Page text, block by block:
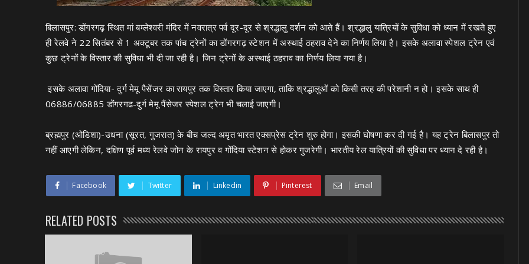
बिलासपुर: डोंगरगढ़ स्थित मां बम्लेश्वरी मंदिर में नवरात्र पर्व दूर-दूर से श्रद्धालु दर्शन को आते हैं। श्रद्धालु यात्रियों के सुविधा को ध्यान में रखते हुए
ही रेलवे ने 22 सितंबर से 1 अक्टूबर तक पांच ट्रेनों का डोंगरगढ़ स्टेशन में अस्थाई ठहराव देने का निर्णय लिया है। इसके अलावा स्पेशल ट्रेन एवं
कुछ ट्रेनों के विस्तार की सुविधा भी दी जा रही है। जिन ट्रेनों के अस्थाई ठहराव का निर्णय लिया गया है।
इसके अलावा गोंदिया- दुर्ग मेमू पैसेंजर का रायपुर तक विस्तार किया जाएगा, ताकि श्रद्धालुओं को किसी तरह की परेशानी न हो। इसके साथ ही
06886/06885 डोंगरगढ-दुर्ग मेमू पैंसेजर स्पेशल ट्रेन भी चलाई जाएगी।
ब्रह्मपुर (ओडिशा)-उधना (सूरत, गुजरात) के बीच जल्द अमृत भारत एक्सप्रेस ट्रेन शुरु होगा। इसकी घोषणा कर दी गई है। यह ट्रेन बिलासपुर तो
नहीं आएगी लेकिन, दक्षिण पूर्व मध्य रेलवे जोन के रायपुर व गोंदिया स्टेशन से होकर गुजरेगी। भारतीय रेल यात्रियों की सुविधा पर ध्यान दे रही है।
Facebook Twitter Linkedin Pinterest Email
RELATED POSTS